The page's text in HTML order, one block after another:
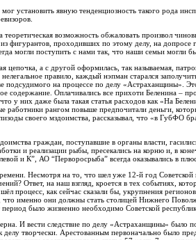
установить явную тенденциозность такого рода
возможность обжаловать произвол
проходивших по этому делу, на допросе
могли поступить с нами так, что наши семьи могли
цепочка, а с другой оформилась, так называемая,
правило, каждый нэпман старался
на процессе по делу «Астраханщины».
содержание. Оплачивались все прихоти Беленина –
у них даже была такая статья расходов как «На
рангом повыше предпочитали деньги,
своего мздоимства, рассказывал, что «в ГубФО
граждан, поступавшие в органы власти,
и реализации рыбы, пресекались на корню и, в
и К”, АО “Перворосрыба” всегда оказывались в
Несмотря на то, что шел уже 12-й год
Ответ, на наш взгляд, кроется в тех событиях,
процесс, как сейчас сказали бы, укрупнения
именно они должны стать столицей Нижнего
было жизненно необходимо Советской
И вести следствие по делу «Астраханщины» было
делу творчески. Арестованным первоначально было